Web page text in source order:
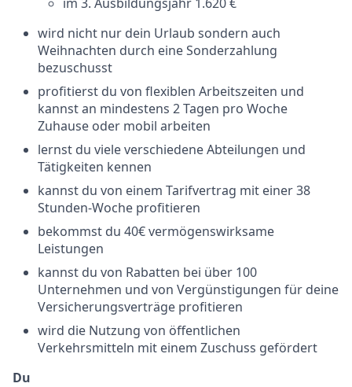
wird nicht nur dein Urlaub sondern auch
Weihnachten durch eine Sonderzahlung
bezuschusst
profitierst du von flexiblen Arbeitszeiten und
kannst an mindestens 2 Tagen pro Woche
Zuhause oder mobil arbeiten
lernst du viele verschiedene Abteilungen und
Tätigkeiten kennen
kannst du von einem Tarifvertrag mit einer 38
Stunden-Woche profitieren
bekommst du 40€ vermögenswirksame
Leistungen
kannst du von Rabatten bei über 100
Unternehmen und von Vergünstigungen für deine
Versicherungsverträge profitieren
wird die Nutzung von öffentlichen
Verkehrsmitteln mit einem Zuschuss gefördert
Du